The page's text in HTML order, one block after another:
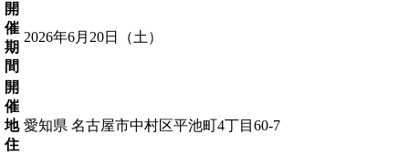
開
催
期
間
2026年6月20日（土）
開
催
地
住
愛知県 名古屋市中村区平池町4丁目60-7